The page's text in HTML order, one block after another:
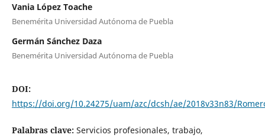
Vania López Toache
Benemérita Universidad Autónoma de Puebla
Germán Sánchez Daza
Benemérita Universidad Autónoma de Puebla
DOI:
https://doi.org/10.24275/uam/azc/dcsh/ae/2018v33n83/
Palabras clave: Servicios profesionales, trabajo,